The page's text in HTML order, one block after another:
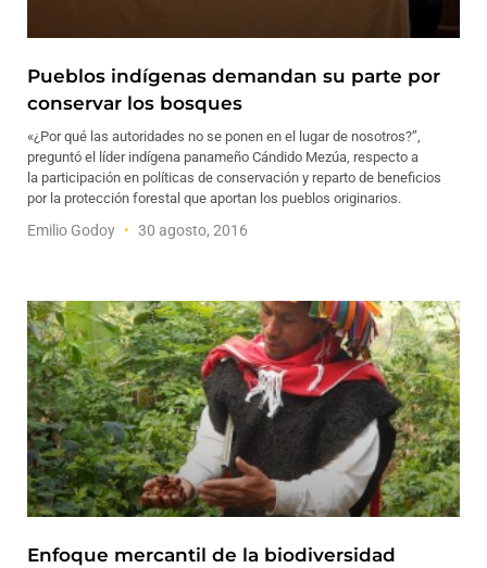
Pueblos indígenas demandan su parte por
conservar los bosques
«¿Por qué las autoridades no se ponen en el lugar de nosotros?”,
preguntó el líder indígena panameño Cándido Mezúa, respecto a
la participación en políticas de conservación y reparto de beneficios
por la protección forestal que aportan los pueblos originarios.
Emilio Godoy 30 agosto, 2016
Enfoque mercantil de la biodiversidad